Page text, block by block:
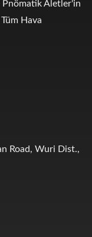
Pnömatik Aletler'in
Hava
Road, Wuri Dist.,